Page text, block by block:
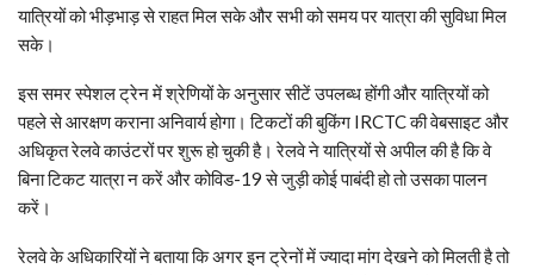
यात्रियों को भीड़भाड़ से राहत मिल सके और सभी को समय पर यात्रा की सुविधा मिल
सके।
इस समर स्पेशल ट्रेन में श्रेणियों के अनुसार सीटें उपलब्ध होंगी और यात्रियों को
पहले से आरक्षण कराना अनिवार्य होगा। टिकटों की बुकिंग IRCTC की वेबसाइट और
अधिकृत रेलवे काउंटरों पर शुरू हो चुकी है। रेलवे ने यात्रियों से अपील की है कि वे
बिना टिकट यात्रा न करें और कोविड-19 से जुड़ी कोई पाबंदी हो तो उसका पालन
करें।
रेलवे के अधिकारियों ने बताया कि अगर इन ट्रेनों में ज्यादा मांग देखने को मिलती है तो